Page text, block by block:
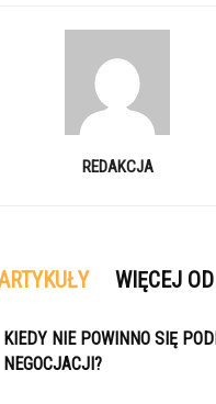
REDAKCJA
WIĘCEJ
KIEDY NIE POWINNO SIĘ
NEGOCJACJI?